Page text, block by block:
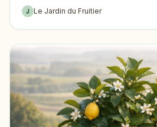
J Le Jardin du Fruitier